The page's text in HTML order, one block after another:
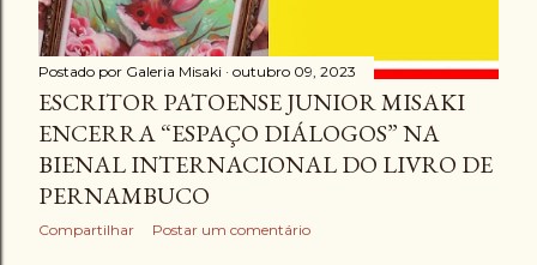
s
Postado por Galeria Misaki outubro 09, 2023
ESCRITOR PATOENSE JUNIOR MISAKI
ENCERRA “ESPAÇO DIÁLOGOS” NA
BIENAL INTERNACIONAL DO LIVRO DE
PERNAMBUCO
Compartilhar Postar um comentário